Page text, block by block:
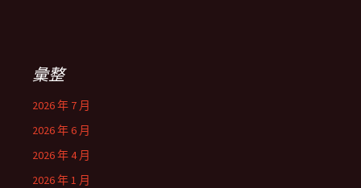
彙整
2026 年 7 月
2026 年 6 月
2026 年 4 月
2026 年 1 月